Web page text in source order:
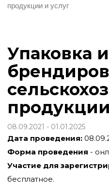
продукции и услуг
Упаковка и
08.09.2021 - 01.01.2025
Дата проведения:
Форма проведения -
Участие для
бесплатное.